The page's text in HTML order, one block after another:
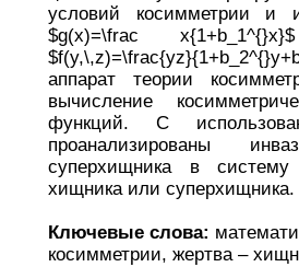
условий косимметрии и
$g(x)=\frac
аппарат теории
вычисление
функций. С
проанализированы
суперхищника в систему
хищника или суперхищника.
Ключевые слова:
косимметрии, жертва –